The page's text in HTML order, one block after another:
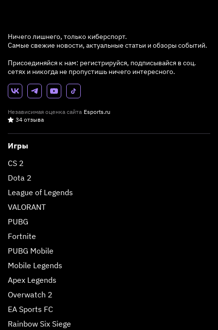
Ничего лишнего, только киберспорт.
Самые свежие новости, актуальные статьи и обзоры событий.
Присоединяйся к нам: регистрируйся, подписывайся в соц.
сетях и никогда не пропустишь ничего интересного.
Независимая оценка сайта Esports.ru
34 отзыва
Игры
CS 2
Dota 2
League of Legends
VALORANT
PUBG
Fortnite
PUBG Mobile
Mobile Legends
Apex Legends
Overwatch 2
EA Sports FC
Rainbow Six Siege